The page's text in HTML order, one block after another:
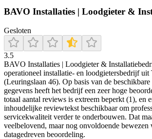
BAVO Installaties | Loodgieter &
Gesloten
3.5
BAVO Installaties | Loodgieter &
operationeel installatie- en loodgietersbedrijf uit
(Leuringslaan 46). Op basis van de
gegevens heeft het bedrijf een zeer hoge
totaal aantal reviews is extreem beperkt (1), en
inhoudelijke reviewtekst beschikbaar om
servicekwaliteit verder te onderbouwen. Dat
veelbelovend, maar nog onvoldoende bewezen
datagedreven beoordeling.